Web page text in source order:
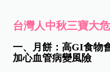
台灣人中秋三寶大
一、月餅：高GI食物
加心血管病變風險